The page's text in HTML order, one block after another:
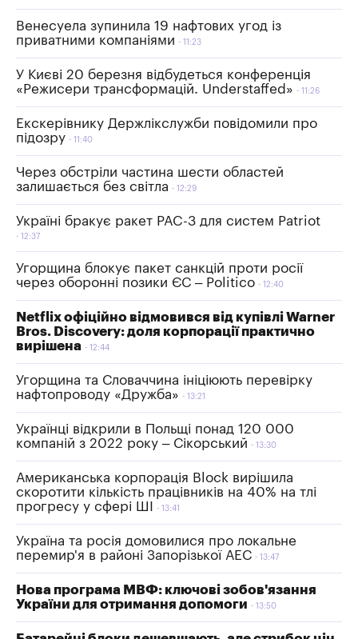
Венесуела зупинила 19 нафтових угод із
приватними компаніями
11:23
У Києві 20 березня відбудеться конференція
«Режисери трансформацій. Understaffed»
11:26
Екскерівнику Держлікслужби повідомили про
підозру
11:40
Через обстріли частина шести областей
залишається без світла
12:29
Україні бракує ракет PAC-3 для систем Patriot
12:37
Угорщина блокує пакет санкцій проти росії
через оборонні позики ЄС – Politico
12:40
Netflix офіційно відмовився від купівлі Warner
Bros. Discovery: доля корпорації практично
вирішена
12:44
Угорщина та Словаччина ініціюють перевірку
нафтопроводу «Дружба»
13:21
Українці відкрили в Польщі понад 120 000
компаній з 2022 року – Сікорський
13:30
Американська корпорація Block вирішила
скоротити кількість працівників на 40% на тлі
прогресу у сфері ШІ
13:41
Україна та росія домовилися про локальне
перемир'я в районі Запорізької АЕС
13:47
Нова програма МВФ: ключові зобов'язання
України для отримання допомоги
13:50